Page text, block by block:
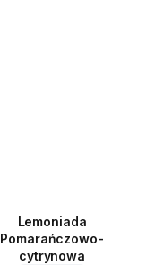
Lemoniada
Pomarańczowo-
cytrynowa